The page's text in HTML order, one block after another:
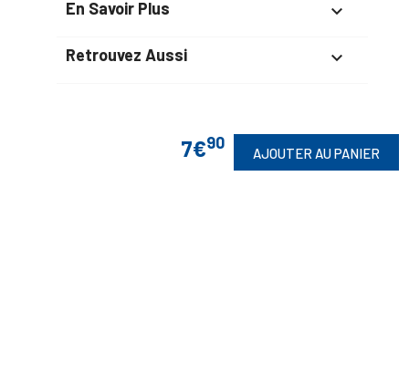
7€90
AJOUTER AU PANIER
En Savoir Plus 
Retrouvez Aussi 
Suivez-Nous